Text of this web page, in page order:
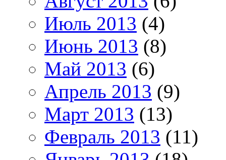
Июль 2013 (4)
Июнь 2013 (8)
Май 2013 (6)
Апрель 2013 (9)
Март 2013 (13)
Февраль 2013 (11)